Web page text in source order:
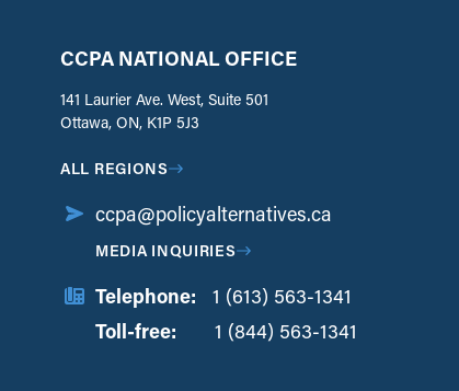
CCPA NATIONAL OFFICE
141 Laurier Ave. West, Suite 501
Ottawa, ON, K1P 5J3
ALL REGIONS
ccpa@policyalternatives.ca
MEDIA INQUIRIES
Telephone:
1 (613) 563-1341
Toll-free:
1 (844) 563-1341